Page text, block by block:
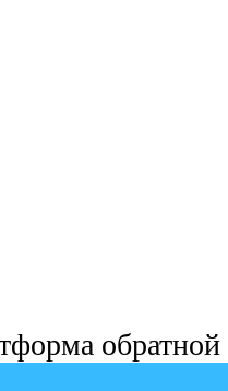
обратной